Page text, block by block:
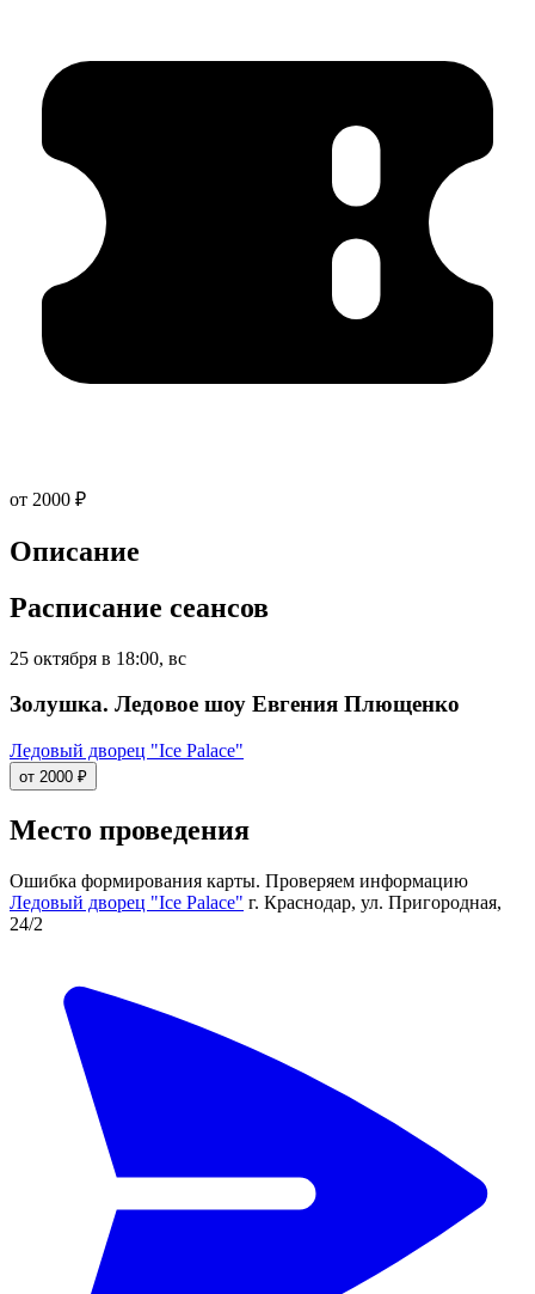
от 2000 ₽
Описание
Расписание сеансов
25 октября в 18:00, вс
Золушка. Ледовое шоу Евгения Плющенко
Ледовый дворец "Ice Palace"
от 2000 ₽
Место проведения
Ошибка формирования карты. Проверяем информацию
Ледовый дворец "Ice Palace" г. Краснодар, ул. Пригородная,
24/2